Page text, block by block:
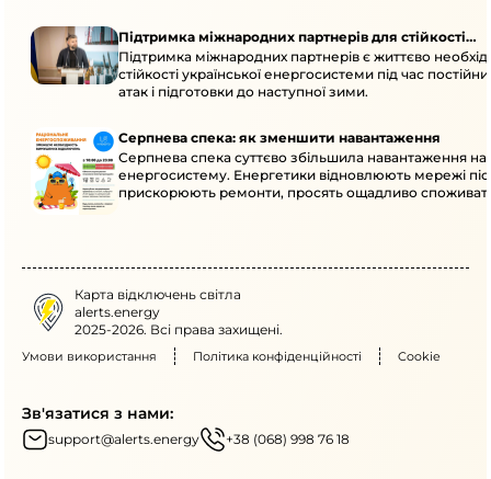
Підтримка міжнародних партнерів для стійкості
енергосистеми
Підтримка міжнародних партнерів є життєво
стійкості української енергосистеми під час
атак і підготовки до наступної зими.
Серпнева спека: як зменшити навантаження
Серпнева спека суттєво збільшила навантаження на
енергосистему. Енергетики відновлюють мережі
прискорюють ремонти, просять ощадливо
Карта відключень світла
alerts.energy
2025-2026. Всі права захищені.
Умови використання Політика конфіденційності Cookie
Зв'язатися з нами:
support@alerts.energy +38 (068) 998 76 18